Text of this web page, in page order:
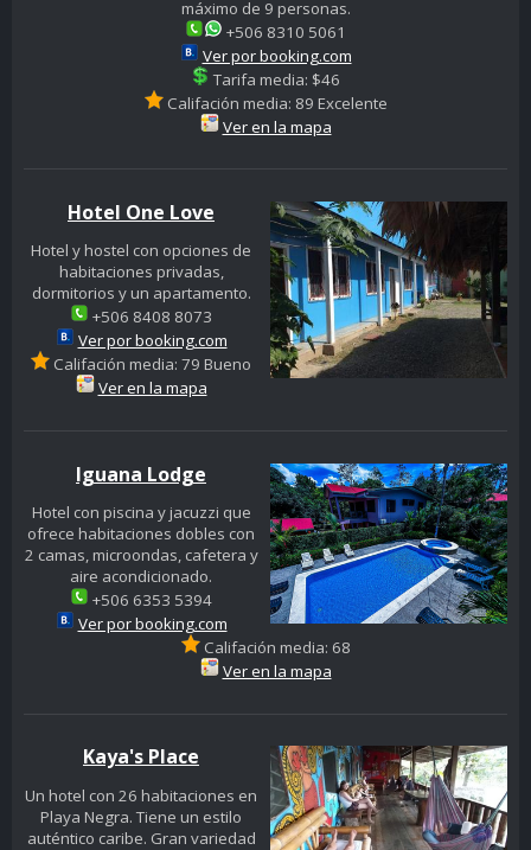
máximo de 9 personas.
+506 8310 5061
Ver por booking.com
Tarifa media: $46
Califación media: 89 Excelente
Ver en la mapa
Hotel One Love
Hotel y hostel con opciones de
habitaciones privadas,
dormitorios y un apartamento.
+506 8408 8073
Ver por booking.com
Califación media: 79 Bueno
Ver en la mapa
Iguana Lodge
Hotel con piscina y jacuzzi que
ofrece habitaciones dobles con
2 camas, microondas, cafetera y
aire acondicionado.
+506 6353 5394
Ver por booking.com
Califación media: 68
Ver en la mapa
Kaya's Place
Un hotel con 26 habitaciones en
Playa Negra. Tiene un estilo
auténtico caribe. Gran variedad